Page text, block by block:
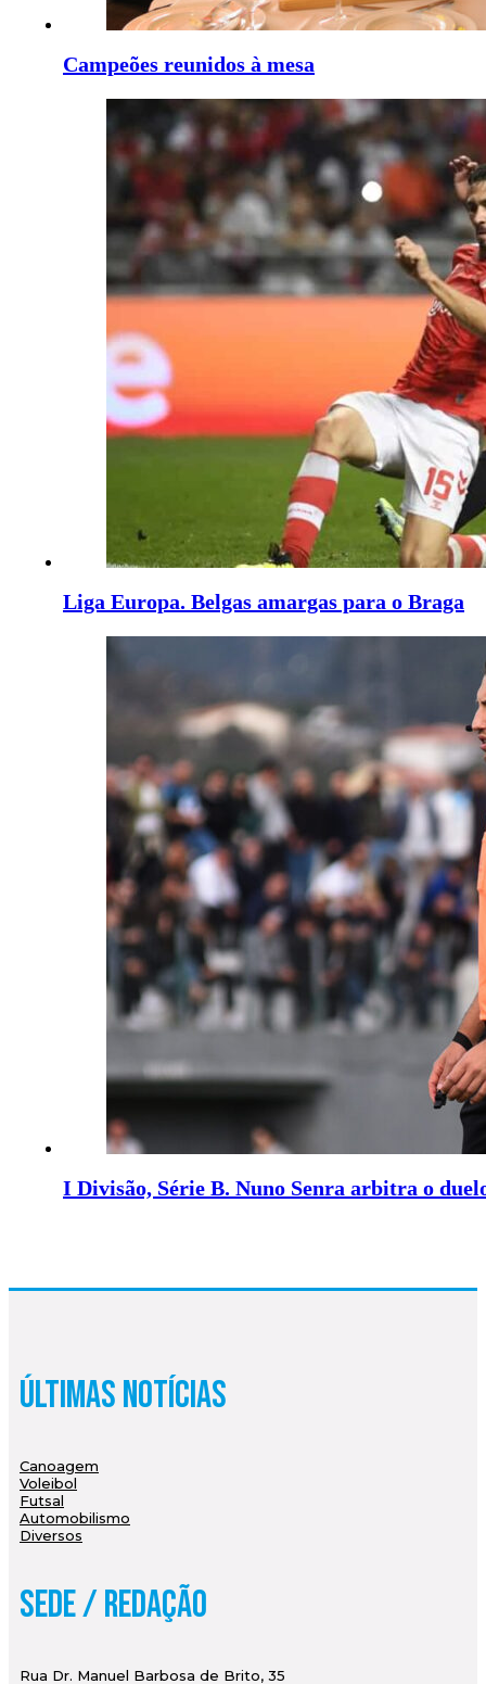
Campeões reunidos à mesa
Liga Europa. Belgas amargas para o Braga
I Divisão, Série B. Nuno Senra arbitra o
Últimas Notícias
Canoagem
Voleibol
Futsal
Automobilismo
Diversos
Sede / Redação
Rua Dr. Manuel Barbosa de Brito, 35